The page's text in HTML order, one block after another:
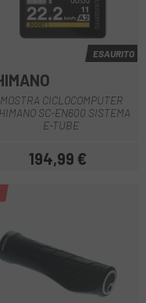
ESAURITO
MOSTRA CICLOCOMPUTER
SC-EN600 SISTEMA
E-TUBE
Prezzo
194,99 €